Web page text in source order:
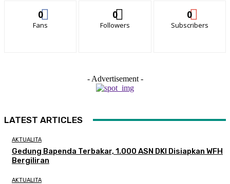
0
Fans
0
Followers
0
Subscribers
- Advertisement -
LATEST ARTICLES
AKTUALITA
Gedung Bapenda Terbakar, 1.000 ASN DKI Disiapkan WFH
Bergiliran
AKTUALITA